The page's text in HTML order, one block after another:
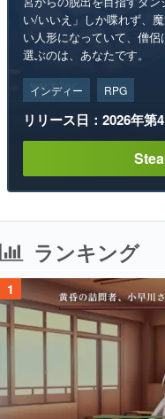
い/いいえ」しか喋れず、
い人形になっていて、僧
選ぶのは、あなたです。
インディー RPG
リリース日：2026年第
ランキング
1